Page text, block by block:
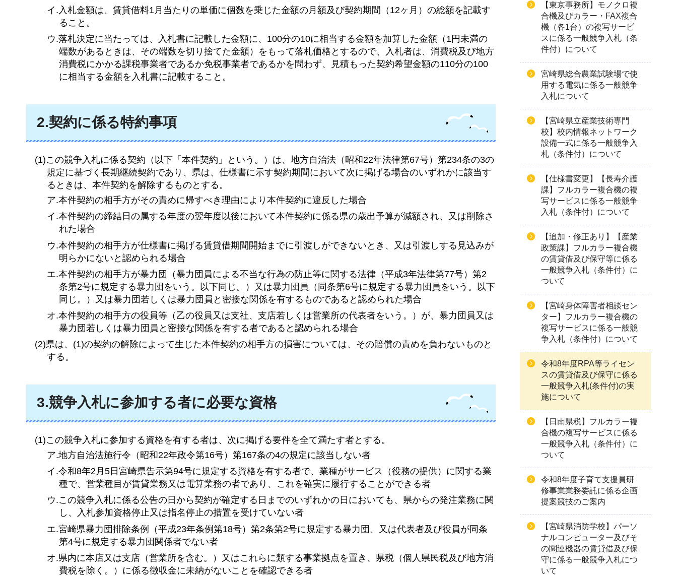
イ.入札金額は、賃貸借料1月当たりの単価に個数を乗じた金額の月額及び契約期間（12ヶ月）の総額を記載す
ること。
ウ.落札決定に当たっては、入札書に記載した金額に、100分の10に相当する金額を加算した金額（1円未満の
端数があるときは、その端数を切り捨てた金額）をもって落札価格とするので、入札者は、消費税及び地方
消費税にかかる課税事業者であるか免税事業者であるかを問わず、見積もった契約希望金額の110分の100
に相当する金額を入札書に記載すること。
2.契約に係る特約事項
(1)この競争入札に係る契約（以下「本件契約」という。）は、地方自治法（昭和22年法律第67号）第234条の3の
規定に基づく長期継続契約であり、県は、仕様書に示す契約期間において次に掲げる場合のいずれかに該当す
るときは、本件契約を解除するものとする。
ア.本件契約の相手方がその責めに帰すべき理由により本件契約に違反した場合
イ.本件契約の締結日の属する年度の翌年度以後において本件契約に係る県の歳出予算が減額され、又は削除さ
れた場合
ウ.本件契約の相手方が仕様書に掲げる賃貸借期間開始までに引渡しができないとき、又は引渡しする見込みが
明らかにないと認められる場合
エ.本件契約の相手方が暴力団（暴力団員による不当な行為の防止等に関する法律（平成3年法律第77号）第2
条第2号に規定する暴力団をいう。以下同じ。）又は暴力団員（同条第6号に規定する暴力団員をいう。以下
同じ。）又は暴力団若しくは暴力団員と密接な関係を有するものであると認められた場合
オ.本件契約の相手方の役員等（乙の役員又は支社、支店若しくは営業所の代表者をいう。）が、暴力団員又は
暴力団若しくは暴力団員と密接な関係を有する者であると認められる場合
(2)県は、(1)の契約の解除によって生じた本件契約の相手方の損害については、その賠償の責めを負わないものと
する。
3.競争入札に参加する者に必要な資格
(1)この競争入札に参加する資格を有する者は、次に掲げる要件を全て満たす者とする。
ア.地方自治法施行令（昭和22年政令第16号）第167条の4の規定に該当しない者
イ.令和8年2月5日宮崎県告示第94号に規定する資格を有する者で、業種がサービス（役務の提供）に関する業
種で、営業種目が賃貸業務又は電算業務の者であり、これを確実に履行することができる者
ウ.この競争入札に係る公告の日から契約が確定する日までのいずれかの日においても、県からの発注業務に関
し、入札参加資格停止又は指名停止の措置を受けていない者
エ.宮崎県暴力団排除条例（平成23年条例第18号）第2条第2号に規定する暴力団、又は代表者及び役員が同条
第4号に規定する暴力団関係者でない者
オ.県内に本店又は支店（営業所を含む。）又はこれらに類する事業拠点を置き、県税（個人県民税及び地方消
費税を除く。）に係る徴収金に未納がないことを確認できる者
【東京事務所】モノクロ複
合機及びカラー・FAX複合
機（各1台）の複写サービ
スに係る一般競争入札（条
件付）について
宮崎県総合農業試験場で使
用する電気に係る一般競争
入札について
【宮崎県立産業技術専門
校】校内情報ネットワーク
設備一式に係る一般競争入
札（条件付）について
【仕様書変更】【長寿介護
課】フルカラー複合機の複
写サービスに係る一般競争
入札（条件付）について
【追加・修正あり】【産業
政策課】フルカラー複合機
の賃貸借及び保守等に係る
一般競争入札（条件付）に
ついて
【宮崎身体障害者相談セン
ター】フルカラー複合機の
複写サービスに係る一般競
争入札（条件付）について
令和8年度RPA等ライセン
スの賃貸借及び保守に係る
一般競争入札(条件付)の実
施について
【日南県税】フルカラー複
合機の複写サービスに係る
一般競争入札（条件付）に
ついて
令和8年度子育て支援員研
修事業業務委託に係る企画
提案競技のご案内
【宮崎県消防学校】パーソ
ナルコンピューター及びそ
の関連機器の賃貸借及び保
守に係る一般競争入札につ
いて